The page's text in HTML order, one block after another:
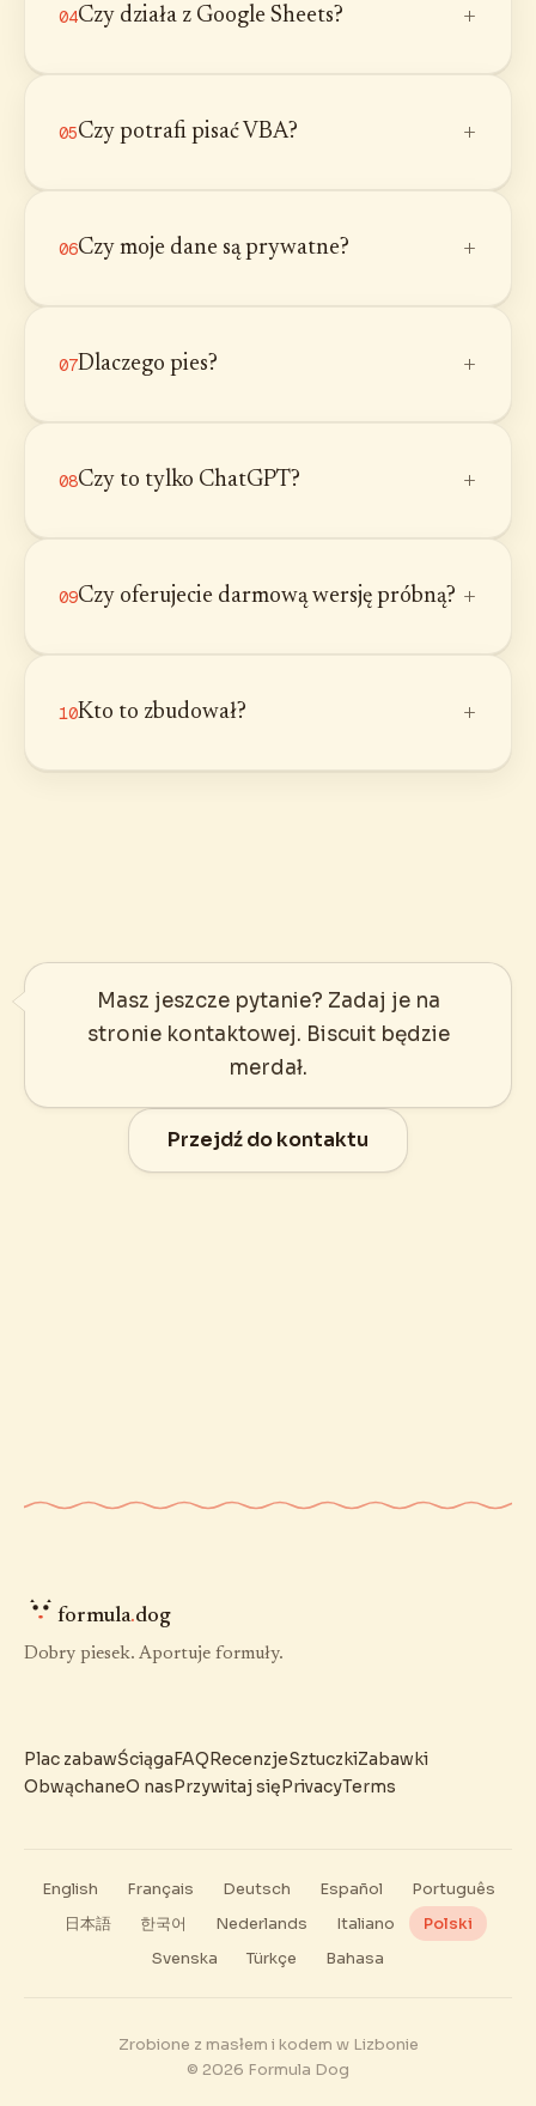
04Czy działa z Google Sheets? +
05Czy potrafi pisać VBA? +
06Czy moje dane są prywatne? +
07Dlaczego pies? +
08Czy to tylko ChatGPT? +
09Czy oferujecie darmową wersję próbną? +
10Kto to zbudował? +
Masz jeszcze pytanie? Zadaj je na
stronie kontaktowej. Biscuit będzie
merdał.
Przejdź do kontaktu
formula.dog
Dobry piesek. Aportuje formuły.
Plac zabawŚciągaFAQRecenzjeSztuczkiZabawki
ObwąchaneO nasPrzywitaj sięPrivacyTerms
English Français Deutsch Español
Português
日本語
한국어 Nederlands Italiano
Polski
Svenska
Türkçe Bahasa
Zrobione z masłem i kodem w Lizbonie
© 2026 Formula Dog